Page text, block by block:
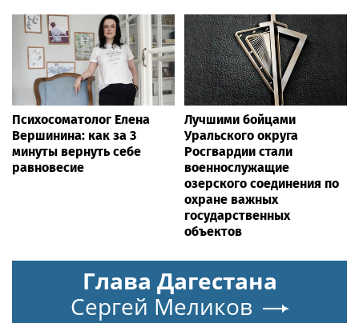
Психосоматолог Елена
Вершинина: как за 3
минуты вернуть себе
равновесие
Лучшими бойцами
Уральского округа
Росгвардии стали
военнослужащие
озерского соединения по
охране важных
государственных
объектов
Глава Дагестана
Сергей Меликов